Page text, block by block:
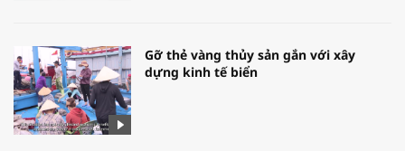
Gỡ thẻ vàng thủy sản gắn với xây
dựng kinh tế biển